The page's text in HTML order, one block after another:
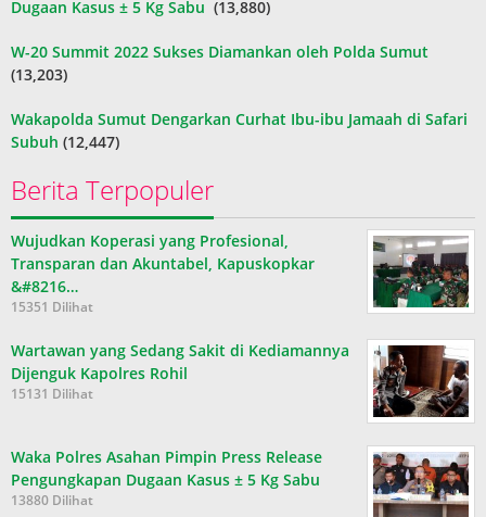
Dugaan Kasus ± 5 Kg Sabu (13,880)
W-20 Summit 2022 Sukses Diamankan oleh Polda Sumut
(13,203)
Wakapolda Sumut Dengarkan Curhat Ibu-ibu Jamaah di Safari
Subuh (12,447)
Berita Terpopuler
Wujudkan Koperasi yang Profesional,
Transparan dan Akuntabel, Kapuskopkar
&#8216…
15351 Dilihat
Wartawan yang Sedang Sakit di Kediamannya
Dijenguk Kapolres Rohil
15131 Dilihat
Waka Polres Asahan Pimpin Press Release
Pengungkapan Dugaan Kasus ± 5 Kg Sabu
13880 Dilihat